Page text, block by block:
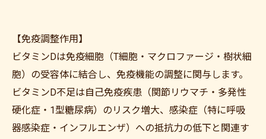
【免疫調整作用】
ビタミンDは免疫細胞（T細胞・マクロファージ・樹状細
胞）の受容体に結合し、免疫機能の調整に関与します。
ビタミンD不足は自己免疫疾患（関節リウマチ・多発性
硬化症・1型糖尿病）のリスク増大、感染症（特に呼吸
器感染症・インフルエンザ）への抵抗力の低下と関連す